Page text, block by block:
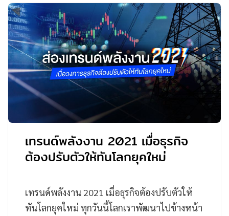
เทรนด์พลังงาน 2021 เมื่อธุรกิจ
ต้องปรับตัวให้ทันโลกยุคใหม่
เทรนด์พลังงาน 2021 เมื่อธุรกิจต้องปรับตัวให้
ทันโลกยุคใหม่ ทุกวันนี้โลกเราพัฒนาไปข้างหน้า